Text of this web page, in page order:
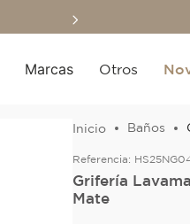
Marcas Otros
Baños
Referencia:
Grifería
Mate